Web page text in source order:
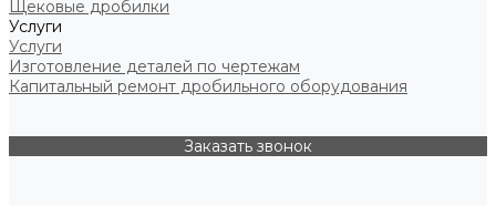
Щековые дробилки
Услуги
Услуги
Изготовление деталей по чертежам
Капитальный ремонт дробильного оборудования
Заказать звонок